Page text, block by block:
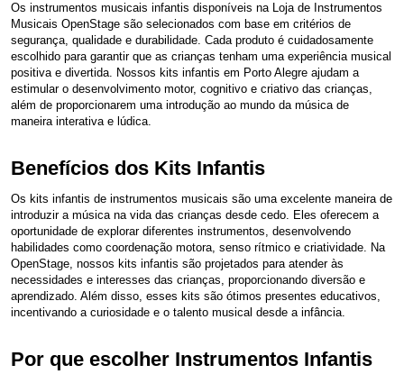
Os instrumentos musicais infantis disponíveis na Loja de Instrumentos
Musicais OpenStage são selecionados com base em critérios de
segurança, qualidade e durabilidade. Cada produto é cuidadosamente
escolhido para garantir que as crianças tenham uma experiência musical
positiva e divertida. Nossos kits infantis em Porto Alegre ajudam a
estimular o desenvolvimento motor, cognitivo e criativo das crianças,
além de proporcionarem uma introdução ao mundo da música de
maneira interativa e lúdica.
Benefícios dos Kits Infantis
Os kits infantis de instrumentos musicais são uma excelente maneira de
introduzir a música na vida das crianças desde cedo. Eles oferecem a
oportunidade de explorar diferentes instrumentos, desenvolvendo
habilidades como coordenação motora, senso rítmico e criatividade. Na
OpenStage, nossos kits infantis são projetados para atender às
necessidades e interesses das crianças, proporcionando diversão e
aprendizado. Além disso, esses kits são ótimos presentes educativos,
incentivando a curiosidade e o talento musical desde a infância.
Por que escolher Instrumentos Infantis